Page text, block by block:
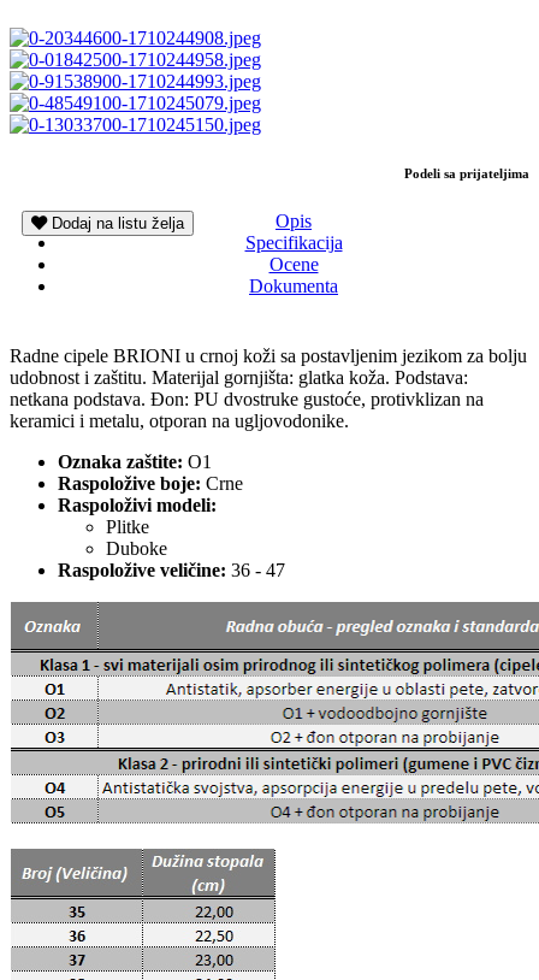
Podeli sa prijateljima
Dodaj na listu želja
Opis
Specifikacija
Ocene
Dokumenta
Radne cipele BRIONI u crnoj koži sa postavljenim jezikom za bolju
udobnost i zaštitu. Materijal gornjišta: glatka koža. Podstava:
netkana podstava. Đon: PU dvostruke gustoće, protivklizan na
keramici i metalu, otporan na ugljovodonike.
Oznaka zaštite: O1
Raspoložive boje: Crne
Raspoloživi modeli:
Plitke
Duboke
Raspoložive veličine: 36 - 47